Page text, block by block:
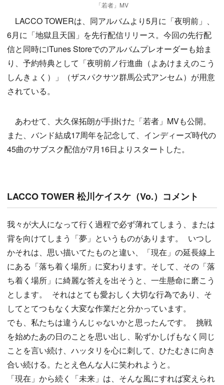
「若者」MV
LACCO TOWERは、同アルバムより5月に「夜明前」、
6月に「地獄且天国」を先行配信リリース。今回の先行配
信と同時にiTunes Storeでのアルバムプレオーダーも始ま
り、予約特典として「夜明前ノ行進曲（よあけまえのこう
しんきょく）」（ザスパクサツ群馬公式アンセム）が用意
されている。
あわせて、大久保拓朗が手掛けた「若者」MVも公開。
また、バンド結成17周年を記念して、インディーズ時代の
45曲のサブスク配信が7月16日よりスタートした。
LACCO TOWER 松川ケイスケ（Vo.）コメント
我々が大人になって行く過程で必ず薄れてしまう、または
背を向けてしまう「夢」というものがあります。 いつし
かそれは、思い描いてたものと違い、「現在」の延長線上
にある「落ち着く場所」に変わります。そして、その「落
ち着く場所」に綺麗な答えを出そうと、一生懸命に磨こう
とします。 それはとても愛おしく大切な行為であり、そ
してとてつもなく大変な作業だと分かっています。
でも、私たちは違うんじゃないかと思ったんです。 挑戦
を始めたあの日のことを思い出し、恥ずかしげもなく同じ
ことを言い続け、ハッタリを心に刺して、ひたむきに向き
合い続ける。たとえ色んな人に笑われようと。
「現在」から続く「未来」は、そんな風にすれば変えられ